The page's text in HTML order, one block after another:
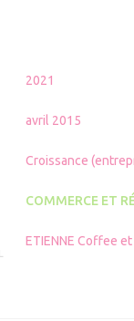
2021
avril 2015
Croissance
COMMERCE ET
ETIENNE Coffee